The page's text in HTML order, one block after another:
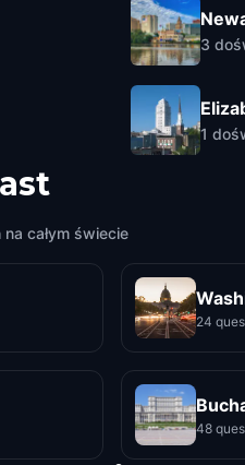
3
1
całym świecie
24
48